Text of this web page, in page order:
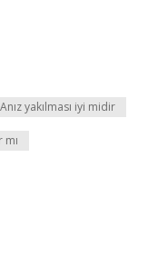
Anız yakılması iyi midir